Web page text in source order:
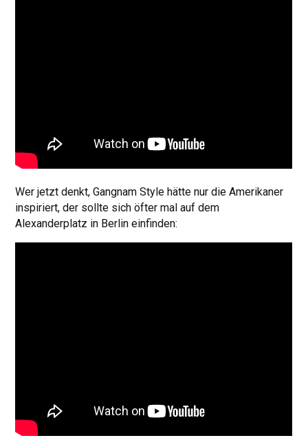
Wer jetzt denkt, Gangnam Style hätte nur die Amerikaner
inspiriert, der sollte sich öfter mal auf dem
Alexanderplatz in Berlin einfinden: